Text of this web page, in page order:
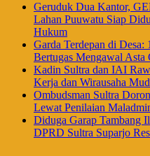
Geruduk Dua Kantor,
Lahan Puuwatu Siap
Hukum
Garda Terdepan di
Bertugas Mengawal Asta
Kadin Sultra dan IAI
Kerja dan Wirausaha
Ombudsman Sultra
Lewat Penilaian
Diduga Garap Tambang
DPRD Sultra Suparjo